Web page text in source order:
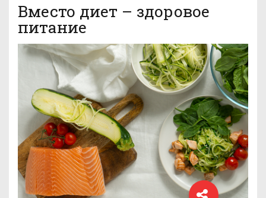
Вместо диет – здоровое
питание